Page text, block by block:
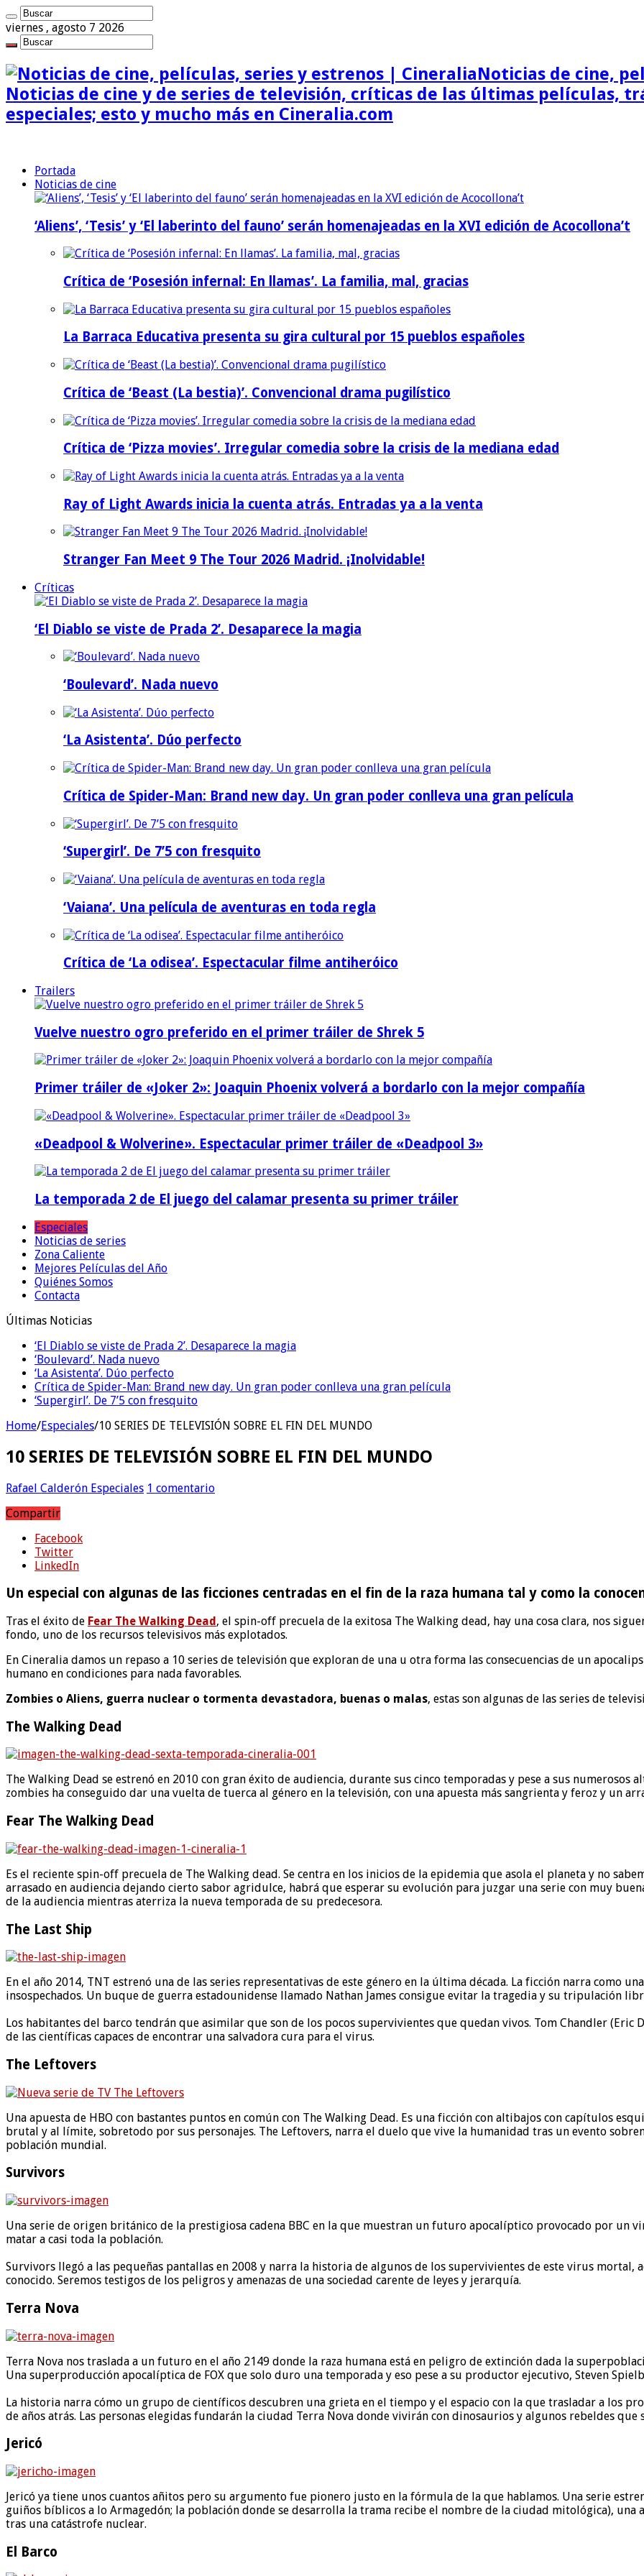
viernes , agosto 7 2026
Noticias de cine,
Noticias de cine y de series de televisión, críticas de las últimas películas,
especiales; esto y mucho más en Cineralia.com
Portada
Noticias de cine
‘Aliens’, ‘Tesis’ y ‘El laberinto del fauno’ serán homenajeadas en la XVI edición de Acocollona’t
Crítica de ‘Posesión infernal: En llamas’. La familia, mal, gracias
La Barraca Educativa presenta su gira cultural por 15 pueblos españoles
Crítica de ‘Beast (La bestia)’. Convencional drama pugilístico
Crítica de ‘Pizza movies’. Irregular comedia sobre la crisis de la mediana edad
Ray of Light Awards inicia la cuenta atrás. Entradas ya a la venta
Stranger Fan Meet 9 The Tour 2026 Madrid. ¡Inolvidable!
Críticas
‘El Diablo se viste de Prada 2’. Desaparece la magia
‘Boulevard’. Nada nuevo
‘La Asistenta’. Dúo perfecto
Crítica de Spider-Man: Brand new day. Un gran poder conlleva una gran película
‘Supergirl’. De 7’5 con fresquito
‘Vaiana’. Una película de aventuras en toda regla
Crítica de ‘La odisea’. Espectacular filme antiheróico
Trailers
Vuelve nuestro ogro preferido en el primer tráiler de Shrek 5
Primer tráiler de «Joker 2»: Joaquin Phoenix volverá a bordarlo con la mejor compañía
«Deadpool & Wolverine». Espectacular primer tráiler de «Deadpool 3»
La temporada 2 de El juego del calamar presenta su primer tráiler
Especiales
Noticias de series
Zona Caliente
Mejores Películas del Año
Quiénes Somos
Contacta
Últimas Noticias
‘El Diablo se viste de Prada 2’. Desaparece la magia
‘Boulevard’. Nada nuevo
‘La Asistenta’. Dúo perfecto
Crítica de Spider-Man: Brand new day. Un gran poder conlleva una gran película
‘Supergirl’. De 7’5 con fresquito
Home/Especiales/10 SERIES DE TELEVISIÓN SOBRE EL FIN DEL MUNDO
10 SERIES DE TELEVISIÓN SOBRE EL FIN DEL MUNDO
Rafael Calderón Especiales 1 comentario
Compartir
Facebook
Twitter
LinkedIn
Un especial con algunas de las ficciones centradas en el fin de la raza humana tal y como la
Tras el éxito de Fear The Walking Dead, el spin-off precuela de la exitosa The Walking dead, hay una cosa clara, nos
fondo, uno de los recursos televisivos más explotados.
En Cineralia damos un repaso a 10 series de televisión que exploran de una u otra forma las consecuencias de un
humano en condiciones para nada favorables.
Zombies o Aliens, guerra nuclear o tormenta devastadora, buenas o malas, estas son algunas de las series de
The Walking Dead
The Walking Dead se estrenó en 2010 con gran éxito de audiencia, durante sus cinco temporadas y pese a sus
zombies ha conseguido dar una vuelta de tuerca al género en la televisión, con una apuesta más sangrienta y feroz y un
Fear The Walking Dead
Es el reciente spin-off precuela de The Walking dead. Se centra en los inicios de la epidemia que asola el planeta y no
arrasado en audiencia dejando cierto sabor agridulce, habrá que esperar su evolución para juzgar una serie con muy
de la audiencia mientras aterriza la nueva temporada de su predecesora.
The Last Ship
En el año 2014, TNT estrenó una de las series representativas de este género en la última década. La ficción narra como
insospechados. Un buque de guerra estadounidense llamado Nathan James consigue evitar la tragedia y su tripulación
Los habitantes del barco tendrán que asimilar que son de los pocos supervivientes que quedan vivos. Tom Chandler (Eric
de las científicas capaces de encontrar una salvadora cura para el virus.
The Leftovers
Una apuesta de HBO con bastantes puntos en común con The Walking Dead. Es una ficción con altibajos con capítulos
brutal y al límite, sobretodo por sus personajes. The Leftovers, narra el duelo que vive la humanidad tras un evento
población mundial.
Survivors
Una serie de origen británico de la prestigiosa cadena BBC en la que muestran un futuro apocalíptico provocado por un
matar a casi toda la población.
Survivors llegó a las pequeñas pantallas en 2008 y narra la historia de algunos de los supervivientes de este virus
conocido. Seremos testigos de los peligros y amenazas de una sociedad carente de leyes y jerarquía.
Terra Nova
Terra Nova nos traslada a un futuro en el año 2149 donde la raza humana está en peligro de extinción dada la
Una superproducción apocalíptica de FOX que solo duro una temporada y eso pese a su productor ejecutivo, Steven
La historia narra cómo un grupo de científicos descubren una grieta en el tiempo y el espacio con la que trasladar a los
de años atrás. Las personas elegidas fundarán la ciudad Terra Nova donde vivirán con dinosaurios y algunos rebeldes que
Jericó
Jericó ya tiene unos cuantos añitos pero su argumento fue pionero justo en la fórmula de la que hablamos. Una serie
guiños bíblicos a lo Armagedón; la población donde se desarrolla la trama recibe el nombre de la ciudad mitológica), una
tras una catástrofe nuclear.
El Barco